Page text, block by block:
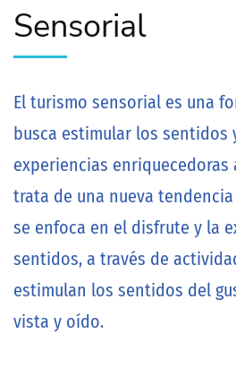
Sensorial
El turismo sensorial es una
busca estimular los sentidos
experiencias enriquecedoras
trata de una nueva
se enfoca en el disfrute y la
sentidos, a través de
estimulan los sentidos del
vista y oído.